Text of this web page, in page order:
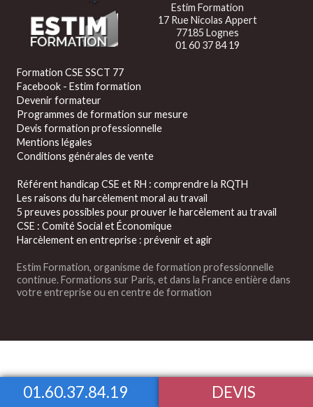
Estim Formation
17 Rue Nicolas Appert
77185 Lognes
01 60 37 84 19
Formation CSE SSCT 77
Facebook - Estim formation
Devenir formateur
Programmes de formation sur mesure
Devis formation professionnelle
Mentions légales
Conditions générales de vente
Référent handicap CSE et RH : comprendre la RQTH
Les raisons du harcèlement moral au travail
5 preuves possibles pour prouver le harcèlement au travail
CSE : Comité Social et Économique
Harcèlement en entreprise : prévenir et agir
Estim Formation, organisme de formation professionnelle
continue. Formations sur Paris, et dans la France entière dans
votre entreprise ou en centre de formation
01.60.37.84.19 DEVIS